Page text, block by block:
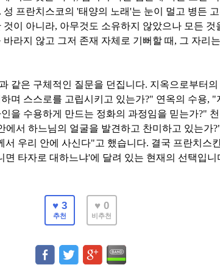
. 성 프란치스코의 '태양의 노래'는 눈이 멀고 병든
것이 아니라, 아무것도 소유하지 않았으나 모든 것
라지 않고 그저 존재 자체로 기뻐할 때 , 그 자리
같은 구체적인 질문을 던집니다. 지옥으로부터의
며 스스로를 고립시키고 있는가?" 연옥의 수용, "
을 수용하게 만드는 정화의 과정임을 믿는가?"
에서 하느님의 얼굴을 발견하고 찬미하고 있는가
서 우리 안에 사신다"고 했습니다. 결국 프란치스
면 타자로 대하느냐'에 달려 있는 현재의 선택입니
♥ 3
추천
♥ 0
비추천